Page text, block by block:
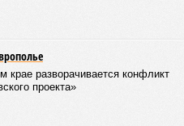
крае разворачивается конфликт
проекта»